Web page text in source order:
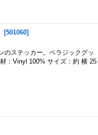
[501060]
のステッカー。ペラジックグッ
：Vinyl 100% サイズ：約 横 25